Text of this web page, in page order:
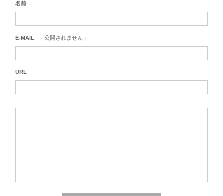
名前
E-MAIL - 公開されません -
URL